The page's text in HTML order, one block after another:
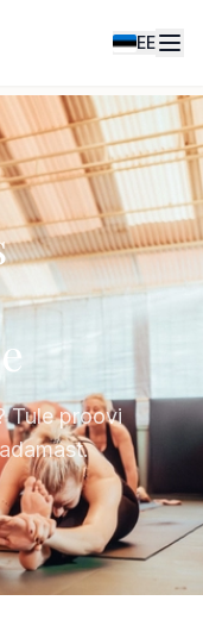
EE
Tule proovi